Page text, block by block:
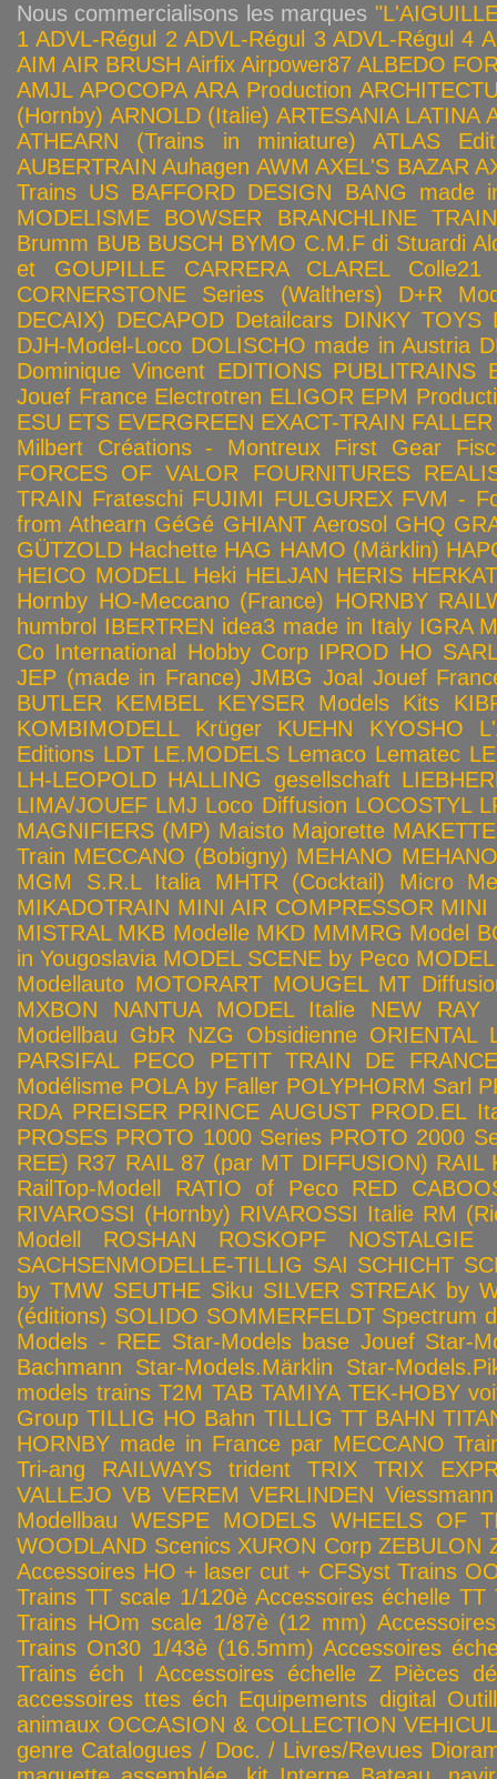
Nous commercialisons les marques
1 ADVL-Régul 2 ADVL-Régul 3 ADVL-Régul 4
AIM AIR BRUSH Airfix Airpower87 ALBEDO
AMJL APOCOPA ARA Production
(Hornby) ARNOLD (Italie) ARTESANIA LATINA
ATHEARN (Trains in miniature)
ATLAS
AUBERTRAIN Auhagen AWM AXEL'S BAZAR
Trains US BAFFORD DESIGN
BANG made
MODELISME
BOWSER
BRANCHLINE
Brumm BUB BUSCH BYMO C.M.F di Stuardi
et GOUPILLE
CARRERA CLAREL
Colle21
CORNERSTONE Series (Walthers)
D+R
DECAIX) DECAPOD Detailcars DINKY TOYS
DJH-Model-Loco DOLISCHO made in Austria
Dominique Vincent EDITIONS PUBLITRAINS
Jouef France Electrotren ELIGOR EPM
ESU ETS EVERGREEN EXACT-TRAIN FALLER
Milbert Créations - Montreux First Gear
FORCES OF VALOR
FOURNITURES
TRAIN Frateschi FUJIMI FULGUREX FVM -
from Athearn GéGé GHIANT Aerosol GHQ
GÜTZOLD Hachette HAG HAMO (Märklin)
HEICO MODELL Heki HELJAN HERIS HERKAT
Hornby HO-Meccano (France) HORNBY
humbrol IBERTREN idea3 made in Italy IGRA
Co International Hobby Corp IPROD HO
JEP (made in France) JMBG Joal Jouef
BUTLER
KEMBEL KEYSER Models Kits
KOMBIMODELL
Krüger KUEHN KYOSHO
Editions LDT LE.MODELS Lemaco Lematec
LH-LEOPOLD HALLING gesellschaft
LIMA/JOUEF LMJ Loco Diffusion LOCOSTYL
MAGNIFIERS (MP) Maisto Majorette MAKETTE
Train MECCANO (Bobigny) MEHANO
MGM S.R.L Italia
MHTR (Cocktail)
Micro
MIKADOTRAIN MINI AIR COMPRESSOR MINI
MISTRAL MKB Modelle MKD MMMRG Model
in Yougoslavia MODEL SCENE by Peco
Modellauto MOTORART MOUGEL MT
MXBON
NANTUA MODEL Italie NEW RAY
Modellbau GbR NZG Obsidienne ORIENTAL
PARSIFAL
PECO
PETIT TRAIN DE FRANCE
Modélisme POLA by Faller POLYPHORM Sarl
RDA PREISER PRINCE AUGUST PROD.EL
PROSES PROTO 1000 Series PROTO 2000
REE) R37 RAIL 87 (par MT DIFFUSION) RAIL
RailTop-Modell
RATIO of Peco
RED
RIVAROSSI (Hornby) RIVAROSSI Italie RM
Modell
ROSHAN ROSKOPF NOSTALGIE
SACHSENMODELLE-TILLIG SAI SCHICHT
by TMW SEUTHE Siku SILVER STREAK by
(éditions) SOLIDO SOMMERFELDT Spectrum
Models - REE Star-Models base Jouef Star-
Bachmann
Star-Models.Märklin
Star-
models trains T2M TAB TAMIYA TEK-HOBY
Group TILLIG HO Bahn TILLIG TT BAHN
HORNBY made in France par MECCANO
Tri-ang RAILWAYS
trident TRIX
TRIX
VALLEJO VB VEREM VERLINDEN Viessmann
Modellbau WESPE MODELS WHEELS OF
WOODLAND Scenics XURON Corp ZEBULON
Accessoires HO + laser cut + CFSyst Trains
Trains TT scale 1/120è Accessoires échelle TT
Trains HOm scale 1/87è (12 mm)
Trains On30 1/43è (16.5mm) Accessoires
Trains éch I Accessoires échelle Z Pièces
accessoires ttes éch Equipements digital
animaux OCCASION & COLLECTION
genre Catalogues / Doc. / Livres/Revues